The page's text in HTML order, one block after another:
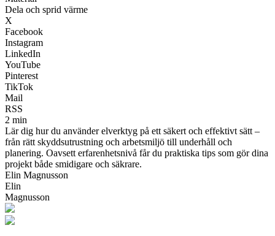
Dela och sprid värme
X
Facebook
Instagram
LinkedIn
YouTube
Pinterest
TikTok
Mail
RSS
2 min
Lär dig hur du använder elverktyg på ett säkert och effektivt sätt –
från rätt skyddsutrustning och arbetsmiljö till underhåll och
planering. Oavsett erfarenhetsnivå får du praktiska tips som gör dina
projekt både smidigare och säkrare.
Elin Magnusson
Elin
Magnusson